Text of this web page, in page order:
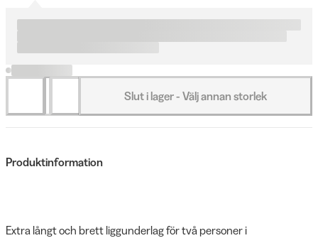
Slut i lager - Välj annan storlek
Produktinformation
Extra långt och brett liggunderlag för två personer i